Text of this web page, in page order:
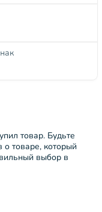
товар. Будьте
о товаре, который
выбор в